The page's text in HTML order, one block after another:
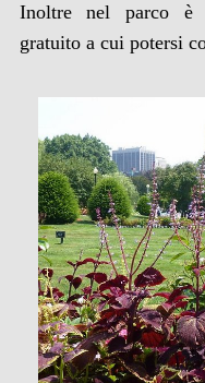
Inoltre nel parco è
gratuito a cui potersi